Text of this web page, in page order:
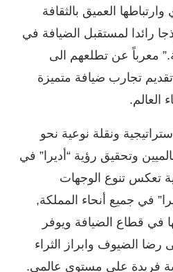
العميق بالثقافة
رائدا لمستقبل الضيافة في
معرباً عن تطلعهم الى
تجارب ضيافة متميزة
العالم.
ونقلة نوعية نحو
وتحقيق رؤية “أديرا” في
تعكس تنوع الوجهات
في جميع أنحاء المملكة,
في قطاع الضيافة ويوفر
رضا الضيوف وابراز الثراء
فريدة على مستوى عالمي.